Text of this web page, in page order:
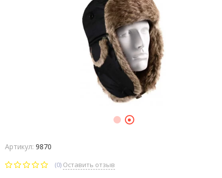
Артикул: 9870
(0) Оставить отзыв